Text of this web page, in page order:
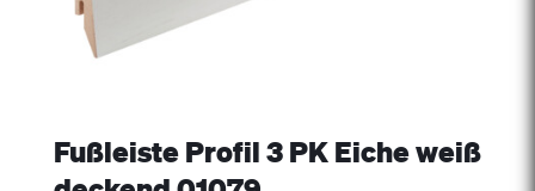
Fußleiste Profil 3 PK Eiche weiß